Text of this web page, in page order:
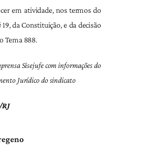
em atividade, nos termos do
19, da Constituição, e da decisão
Tema 888.
Sisejufe com informações do
Jurídico do sindicato